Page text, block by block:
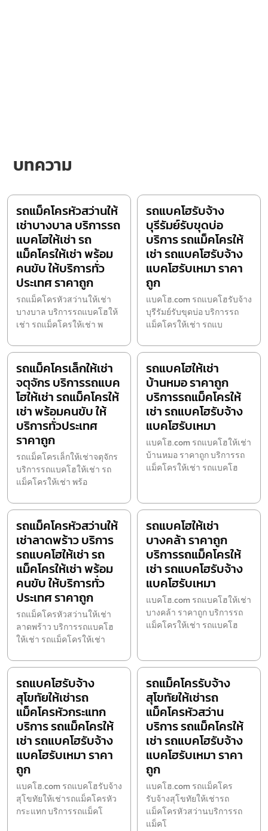
บทความ
รถแม็คโครหัวสว่านให้
เช่าบางบาล บริการรถ
แบคโฮให้เช่า รถ
แม็คโครให้เช่า พร้อม
คนขับ ให้บริการทั่ว
ประเทศ ราคาถูก
รถแม็คโครหัวสว่านให้เช่า
บางบาล บริการรถแบคโฮให้
เช่า รถแม็คโครให้เช่า พ
รถแบคโฮรับจ้าง
บุรีรัมย์รับขุดบ่อ
บริการ รถแม็คโครให้
เช่า รถแบคโฮรับจ้าง
แบคโฮรับเหมา ราคา
ถูก
แบคโฮ.com รถแบคโฮรับจ้าง
บุรีรัมย์รับขุดบ่อ บริการรถ
แม็คโครให้เช่า รถแบ
รถแม็คโครเล็กให้เช่า
จตุจักร บริการรถแบค
โฮให้เช่า รถแม็คโครให้
เช่า พร้อมคนขับ ให้
บริการทั่วประเทศ
ราคาถูก
รถแม็คโครเล็กให้เช่าจตุจักร
บริการรถแบคโฮให้เช่า รถ
แม็คโครให้เช่า พร้อ
รถแบคโฮให้เช่า
บ้านหมอ ราคาถูก
บริการรถแม็คโครให้
เช่า รถแบคโฮรับจ้าง
แบคโฮรับเหมา
แบคโฮ.com รถแบคโฮให้เช่า
บ้านหมอ ราคาถูก บริการรถ
แม็คโครให้เช่า รถแบคโฮ
รถแม็คโครหัวสว่านให้
เช่าลาดพร้าว บริการ
รถแบคโฮให้เช่า รถ
แม็คโครให้เช่า พร้อม
คนขับ ให้บริการทั่ว
ประเทศ ราคาถูก
รถแม็คโครหัวสว่านให้เช่า
ลาดพร้าว บริการรถแบคโฮ
ให้เช่า รถแม็คโครให้เช่า
รถแบคโฮให้เช่า
บางคล้า ราคาถูก
บริการรถแม็คโครให้
เช่า รถแบคโฮรับจ้าง
แบคโฮรับเหมา
แบคโฮ.com รถแบคโฮให้เช่า
บางคล้า ราคาถูก บริการรถ
แม็คโครให้เช่า รถแบคโฮ
รถแบคโฮรับจ้าง
สุโขทัยให้เช่ารถ
แม็คโครหัวกระแทก
บริการ รถแม็คโครให้
เช่า รถแบคโฮรับจ้าง
แบคโฮรับเหมา ราคา
ถูก
แบคโฮ.com รถแบคโฮรับจ้าง
สุโขทัยให้เช่ารถแม็คโครหัว
กระแทก บริการรถแม็คโ
รถแม็คโครรับจ้าง
สุโขทัยให้เช่ารถ
แม็คโครหัวสว่าน
บริการ รถแม็คโครให้
เช่า รถแบคโฮรับจ้าง
แบคโฮรับเหมา ราคา
ถูก
แบคโฮ.com รถแม็คโคร
รับจ้างสุโขทัยให้เช่ารถ
แม็คโครหัวสว่านบริการรถ
แม็คโ